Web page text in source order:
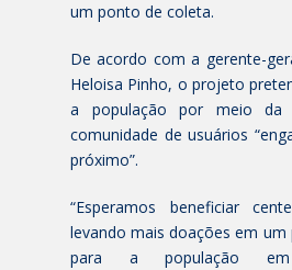
um ponto de coleta.
De acordo com a gerente-
Heloisa Pinho, o projeto
a população por meio da
comunidade de usuários
próximo”.
“Esperamos beneficiar
levando mais doações em
para a população